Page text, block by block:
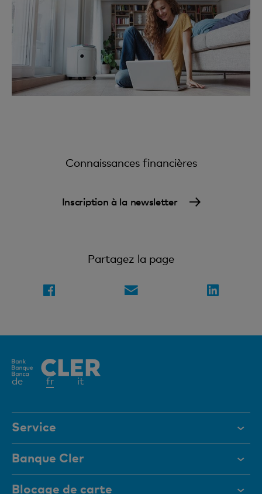
Connaissances financières
Inscription à la newsletter
Partagez la page
de frElément
it
Service
Aide et contact
Documents
Banque Cler
Qui sommes-nous?
Blocage de carte